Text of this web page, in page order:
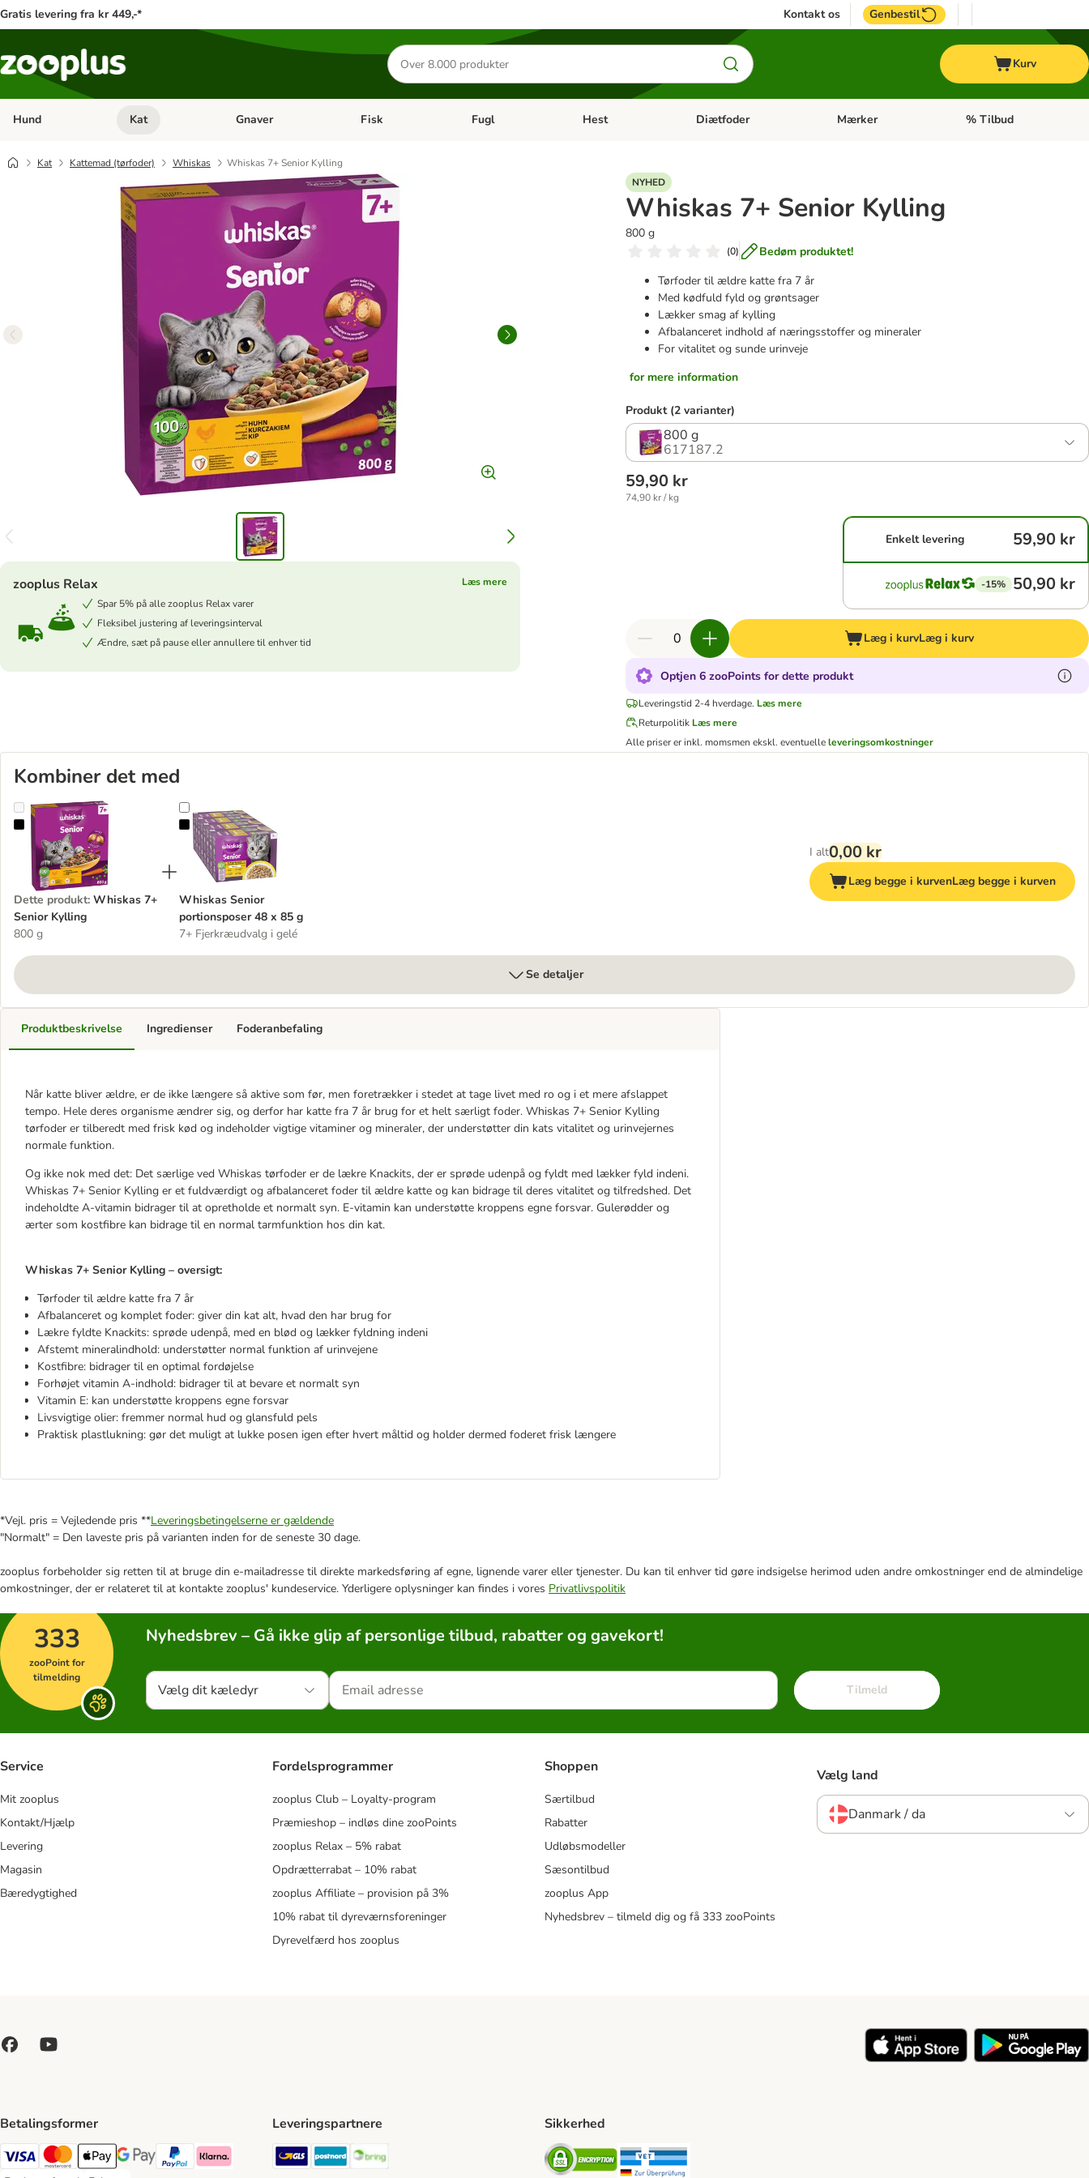
Gratis levering fra kr 449,-* Kontakt os Genbestil
Søg
efter
produkter
Kurv
Hund Åben kategori menu: Hund
Kat Åben kategori menu: Kat
Gnaver Åben kategori menu: Gnaver
Fisk Åben kategori menu: Fisk
Fugl Åben kategori menu: Fugl
Hest Åben kategori menu: Hest
Diætfoder Åben kategori menu: Diætfoder
Mærker Åben kategori menu:
% Tilbud
Kat Kattemad (tørfoder) Whiskas
Whiskas 7+ Senior Kylling
NYHED
Whiskas 7+ Senior Kylling
800 g
(0)
Bedøm produktet!
Tørfoder til ældre katte fra 7 år
Med kødfuld fyld og grøntsager
Lækker smag af kylling
Afbalanceret indhold af næringsstoffer og mineraler
For vitalitet og sunde urinveje
for mere information
zooplus Relax
Læs mere
Spar 5% på alle zooplus Relax varer
Fleksibel justering af leveringsinterval
Ændre, sæt på pause eller annullere til enhver tid
Produkt (2 varianter)
800 g
617187.2
59,90 kr
74,90 kr / kg
Enkelt levering 59,90 kr
-15% 50,90 kr
Læg i kurvLæg i kurv
Optjen 6 zooPoints for dette produkt
Leveringstid 2-4 hverdage. Læs mere
Returpolitik Læs mere
Alle priser er inkl. momsmen ekskl. eventuelleleveringsomkostninger
Kombiner det med
Whiskas 7+ Senior Kylling
Dette produkt: Whiskas 7+
Senior Kylling
800 g
Whiskas Senior portionsposer 48 x 85 g
Whiskas Senior
portionsposer 48 x 85 g
7+ Fjerkræudvalg i gelé
I alt0,00 kr
Læg begge i kurvenLæg begge i kurven
Se detaljer
Produktbeskrivelse
Når katte bliver ældre, er de ikke længere så aktive som før, men foretrækker i stedet at tage livet med ro og i et mere afslappet
tempo. Hele deres organisme ændrer sig, og derfor har katte fra 7 år brug for et helt særligt foder. Whiskas 7+ Senior Kylling
tørfoder er tilberedt med frisk kød og indeholder vigtige vitaminer og mineraler, der understøtter din kats vitalitet og urinvejernes
normale funktion.
Og ikke nok med det: Det særlige ved Whiskas tørfoder er de lækre Knackits, der er sprøde udenpå og fyldt med lækker fyld indeni.
Whiskas 7+ Senior Kylling er et fuldværdigt og afbalanceret foder til ældre katte og kan bidrage til deres vitalitet og tilfredshed. Det
indeholdte A-vitamin bidrager til at opretholde et normalt syn. E-vitamin kan understøtte kroppens egne forsvar. Gulerødder og
ærter som kostfibre kan bidrage til en normal tarmfunktion hos din kat.
Whiskas 7+ Senior Kylling – oversigt:
Tørfoder til ældre katte fra 7 år
Afbalanceret og komplet foder: giver din kat alt, hvad den har brug for
Lækre fyldte Knackits: sprøde udenpå, med en blød og lækker fyldning indeni
Afstemt mineralindhold: understøtter normal funktion af urinvejene
Kostfibre: bidrager til en optimal fordøjelse
Forhøjet vitamin A-indhold: bidrager til at bevare et normalt syn
Vitamin E: kan understøtte kroppens egne forsvar
Livsvigtige olier: fremmer normal hud og glansfuld pels
Praktisk plastlukning: gør det muligt at lukke posen igen efter hvert måltid og holder dermed foderet frisk længere
Ingredienser Foderanbefaling
*Vejl. pris = Vejledende pris **Leveringsbetingelserne er gældende
"Normalt" = Den laveste pris på varianten inden for de seneste 30 dage.
zooplus forbeholder sig retten til at bruge din e-mailadresse til direkte markedsføring af egne, lignende varer eller tjenester. Du kan til enhver tid gøre indsigelse herimod uden andre omkostninger end de almindelige
omkostninger, der er relateret til at kontakte zooplus' kundeservice. Yderligere oplysninger kan findes i vores Privatlivspolitik
333
zooPoint for
tilmelding
Nyhedsbrev – Gå ikke glip af personlige tilbud, rabatter og gavekort!
Vælg dit kæledyr Tilmeld
Service
Mit zooplus
Kontakt/Hjælp
Levering
Magasin
Bæredygtighed
Fordelsprogrammer
zooplus Club – Loyalty-program
Præmieshop – indløs dine zooPoints
zooplus Relax – 5% rabat
Opdrætterrabat – 10% rabat
zooplus Affiliate – provision på 3%
10% rabat til dyreværnsforeninger
Dyrevelfærd hos zooplus
Shoppen
Særtilbud
Rabatter
Udløbsmodeller
Sæsontilbud
zooplus App
Nyhedsbrev – tilmeld dig og få 333 zooPoints
Vælg land
Danmark / da
Betalingsformer
VISA Payment Method
Mastercard Payment Method
Apply pay Payment Method
Google Pay Payment Method
paypal Payment Method
Klarna Payment Method
Leveringspartnere
GLS Shipping Method
Postnord Shipping Method
Sikkerhed
Security